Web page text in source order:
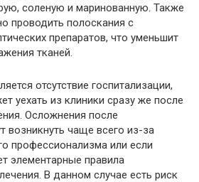
соленую и маринованную. Также
проводить полоскания с
препаратов, что уменьшит
тканей.
отсутствие госпитализации,
уехать из клиники сразу же после
Осложнения после
возникнуть чаще всего из-за
профессионализма или если
элементарные правила
В данном случае есть риск